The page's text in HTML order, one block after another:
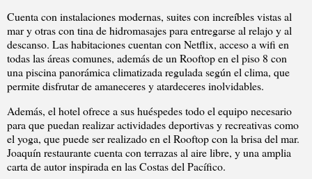
Cuenta con instalaciones modernas, suites con increíbles vistas al
mar y otras con tina de hidromasajes para entregarse al relajo y al
descanso. Las habitaciones cuentan con Netflix, acceso a wifi en
todas las áreas comunes, además de un Rooftop en el piso 8 con
una piscina panorámica climatizada regulada según el clima, que
permite disfrutar de amaneceres y atardeceres inolvidables.
Además, el hotel ofrece a sus huéspedes todo el equipo necesario
para que puedan realizar actividades deportivas y recreativas como
el yoga, que puede ser realizado en el Rooftop con la brisa del mar.
Joaquín restaurante cuenta con terrazas al aire libre, y una amplia
carta de autor inspirada en las Costas del Pacífico.